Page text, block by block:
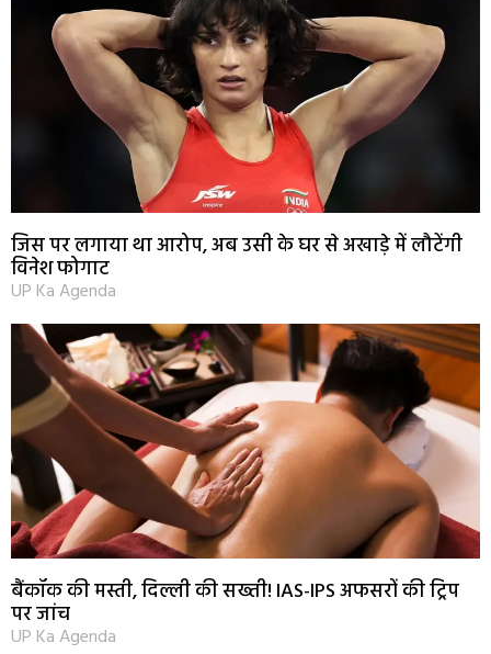
जिस पर लगाया था आरोप, अब उसी के घर से अखाड़े में लौटेंगी
विनेश फोगाट
UP Ka Agenda
बैंकॉक की मस्ती, दिल्ली की सख्ती! IAS-IPS अफसरों की ट्रिप
पर जांच
UP Ka Agenda